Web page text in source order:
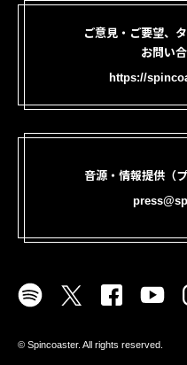
ご意見・ご要望、
お問い
https://
音源・情報提供（
©︎ Spincoaster. All rights reserved.